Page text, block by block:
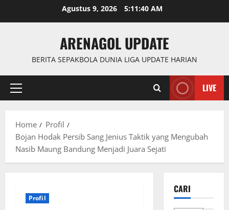
Agustus 9, 2026 5:11:41 AM
ARENAGOL UPDATE
BERITA SEPAKBOLA DUNIA LIGA UPDATE HARIAN
Primary
LIVE
Home
Profil
Bojan Hodak Persib Sang Jenius Taktik yang Mengubah
Nasib Maung Bandung Menjadi Juara Sejati
Profil
CARI